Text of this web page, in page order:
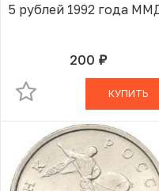
5 рублей 1992 года
200 руб.В КОРЗИНЕ
КУПИТЬ